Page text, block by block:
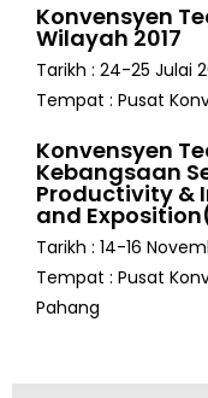
Konvensyen
Wilayah 2017
Tarikh : 24-25 Julai
Tempat : Pusat
Konvensyen
Kebangsaan
Productivity &
and
Tarikh : 14-16
Tempat : Pusat
Pahang